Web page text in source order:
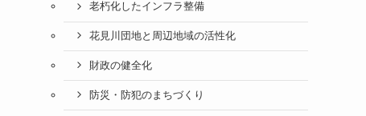
老朽化したインフラ整備
花見川団地と周辺地域の活性化
財政の健全化
防災・防犯のまちづくり